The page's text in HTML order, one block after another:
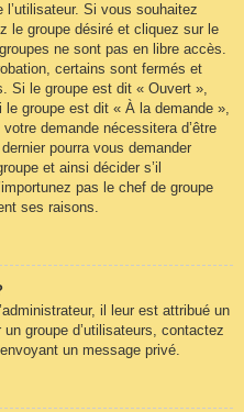
l’utilisateur. Si vous souhaitez
le groupe désiré et cliquez sur le
ne sont pas en libre accès.
certains sont fermés et
Si le groupe est dit « Ouvert »,
groupe est dit « À la demande »,
demande nécessitera d’être
pourra vous demander
et ainsi décider s’il
pas le chef de groupe
ses raisons.
il leur est attribué un
groupe d’utilisateurs, contactez
un message privé.